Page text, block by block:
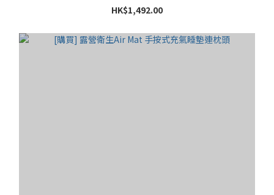
HK$1,492.00